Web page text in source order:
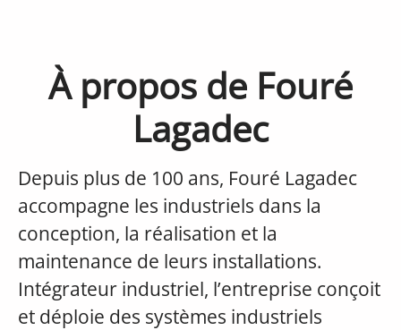
À propos de Fouré
Lagadec
Depuis plus de 100 ans, Fouré Lagadec
accompagne les industriels dans la
conception, la réalisation et la
maintenance de leurs installations.
Intégrateur industriel, l’entreprise conçoit
et déploie des systèmes industriels